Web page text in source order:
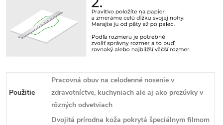
Použitie
Pracovná obuv na celodenné nosenie v
zdravotníctve, kuchyniach ale aj ako prezúvky v
rôzných odvetviach
Dvojitá prírodna koža pokrytá špeciálnym filmom